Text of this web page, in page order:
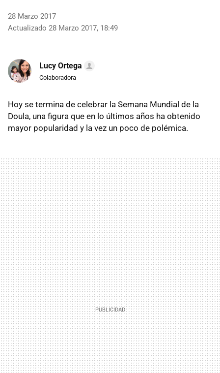
28 Marzo 2017
Actualizado 28 Marzo 2017, 18:49
Lucy Ortega
Colaboradora
Hoy se termina de celebrar la Semana Mundial de la
Doula, una figura que en lo últimos años ha obtenido
mayor popularidad y la vez un poco de polémica.